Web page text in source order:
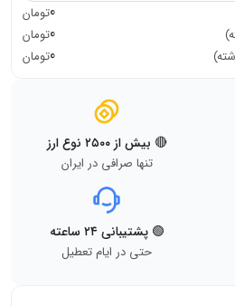
0تومان
0تومان
0تومان
🔴 بیش از ۲۵۰۰ نوع ارز
تنها صرافی در ایران
🟢 پشتیبانی ۲۴ ساعته
حتی در ایام تعطیل